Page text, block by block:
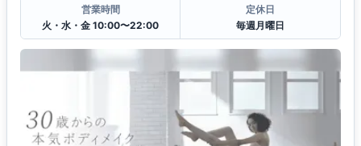
営業時間
火・水・金 10:00〜22:00
定休日
毎週月曜日